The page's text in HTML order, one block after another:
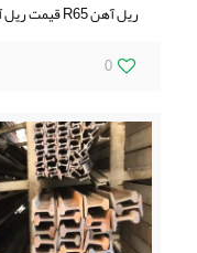
ریل آهن R65 قیمت ریل آهن R65, فروش ریل آهن R65, ساخت
0